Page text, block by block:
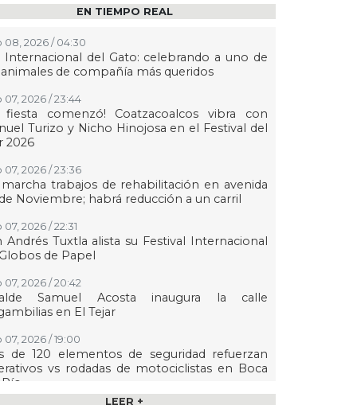
EN TIEMPO REAL
08, 2026 / 04:30
Internacional del Gato: celebrando a uno de
animales de compañía más queridos
07, 2026 / 23:44
fiesta comenzó! Coatzacoalcos vibra con
Turizo y Nicho Hinojosa en el Festival del
2026
07, 2026 / 23:36
trabajos de rehabilitación en avenida
Noviembre; habrá reducción a un carril
2026 / 22:31
Andrés Tuxtla alista su Festival Internacional
de Papel
07, 2026 / 20:42
Samuel Acosta inaugura la calle
en El Tejar
07, 2026 / 19:00
de 120 elementos de seguridad refuerzan
vs rodadas de motociclistas en Boca
LEER +